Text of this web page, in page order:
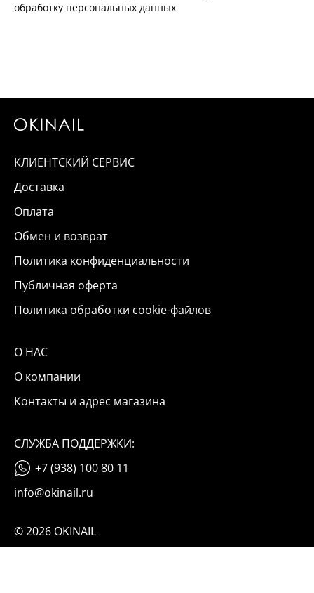
обработку персональных данных
КЛИЕНТСКИЙ СЕРВИС
Доставка
Оплата
Обмен и возврат
Политика конфиденциальности
Публичная оферта
Политика обработки cookie-файлов
О НАС
О компании
Контакты и адрес магазина
СЛУЖБА ПОДДЕРЖКИ:
+7 (938) 100 80 11
info@okinail.ru
© 2026 OKINAIL